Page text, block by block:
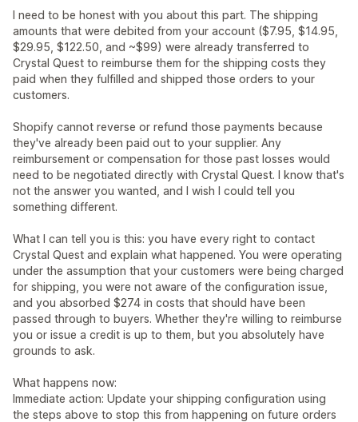
I need to be honest with you about this part. The shipping
amounts that were debited from your account ($7.95, $14.95,
$29.95, $122.50, and ~$99) were already transferred to
Crystal Quest to reimburse them for the shipping costs they
paid when they fulfilled and shipped those orders to your
customers.
Shopify cannot reverse or refund those payments because
they've already been paid out to your supplier. Any
reimbursement or compensation for those past losses would
need to be negotiated directly with Crystal Quest. I know that's
not the answer you wanted, and I wish I could tell you
something different.
What I can tell you is this: you have every right to contact
Crystal Quest and explain what happened. You were operating
under the assumption that your customers were being charged
for shipping, you were not aware of the configuration issue,
and you absorbed $274 in costs that should have been
passed through to buyers. Whether they're willing to reimburse
you or issue a credit is up to them, but you absolutely have
grounds to ask.
What happens now:
Immediate action: Update your shipping configuration using
the steps above to stop this from happening on future orders